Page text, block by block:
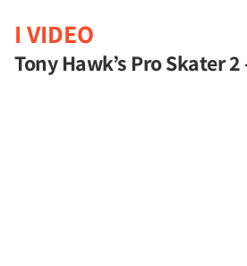
I VIDEO
Tony Hawk’s Pro Skater